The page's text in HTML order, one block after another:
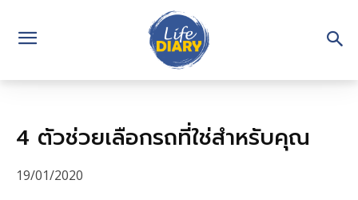
4 ตัวช่วยเลือกรถที่ใช่สำหรับคุณ
19/01/2020